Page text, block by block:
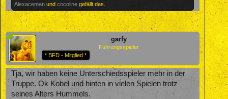
Alexaceman und cocoline gefällt das.
garfy
Führungsspieler
* BFD - Mitglied *
Tja, wir haben keine Unterschiedsspieler mehr in der
Truppe. Ok Kobel und hinten in vielen Spielen trotz
seines Alters Hummels.